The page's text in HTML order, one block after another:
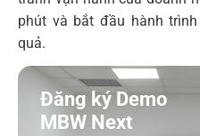
0983 492 716
digital@mbw.vn